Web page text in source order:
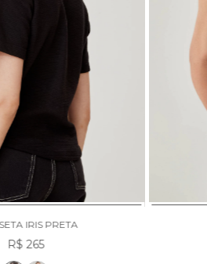
IRIS PRETA
R$ 265